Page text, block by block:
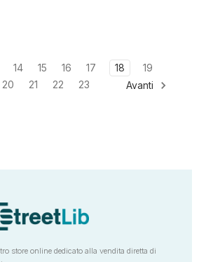
14 15 16 17 18
19
20
21 22 23 Avanti
store online dedicato alla vendita diretta di